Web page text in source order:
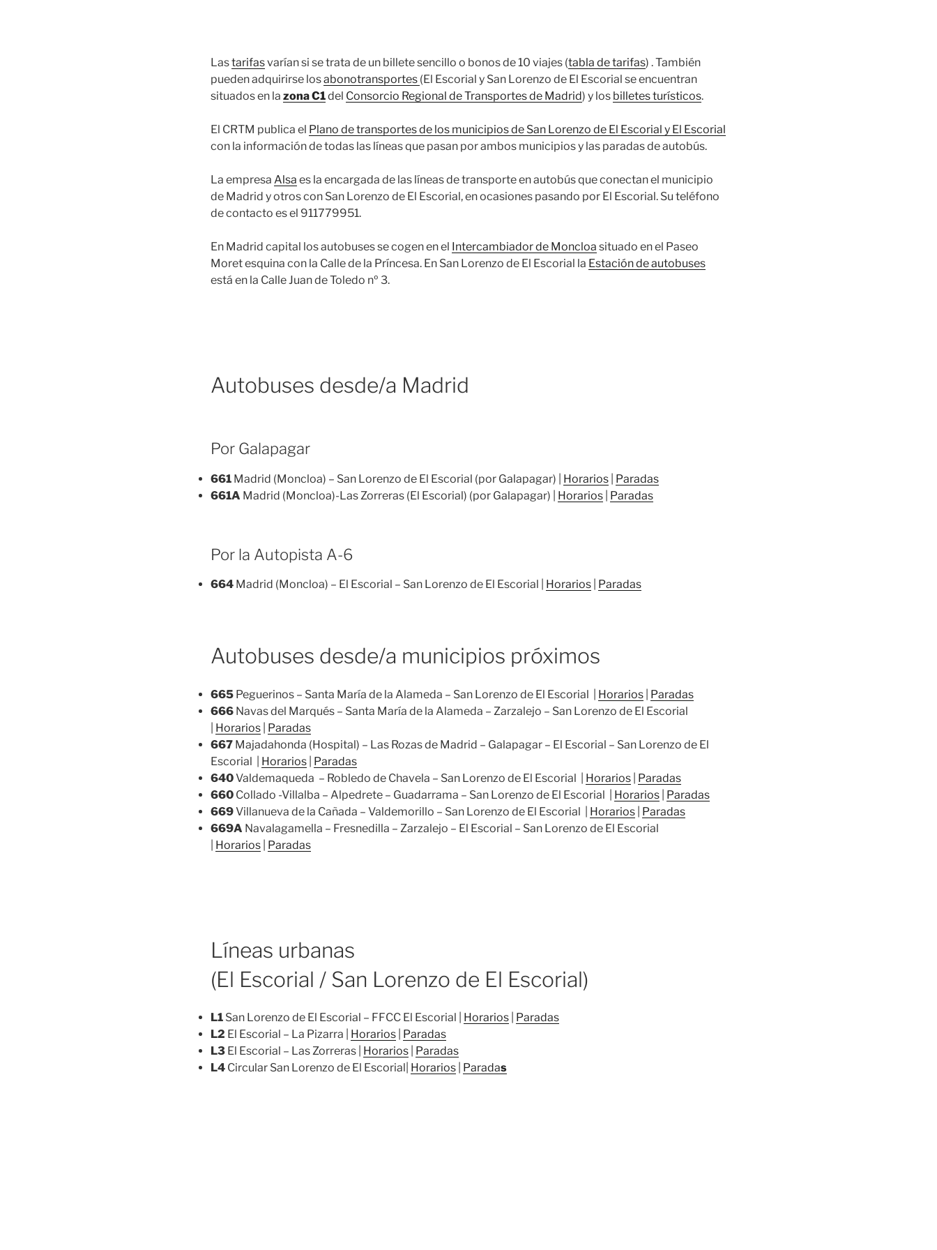
Lastarifasvarían si se trata de un billete sencillo o bonos de 10 viajes (tabla de tarifas) . También
pueden adquirirse losabonotransportes (El Escorial y San Lorenzo de El Escorial se encuentran
situados en la zona C1del Consorcio Regional de Transportes de Madrid) y los billetes turísticos.
El CRTM publica el Plano de transportes de los municipios de San Lorenzo de El Escorial y El Escorial
con la información de todas las líneas que pasan por ambos municipios y las paradas de autobús.
La empresa Alsa es la encargada de las líneas de transporte en autobús que conectan el municipio
de Madrid y otros con San Lorenzo de El Escorial, en ocasiones pasando por El Escorial. Su teléfono
de contacto es el 911779951.
En Madrid capital los autobuses se cogen en el Intercambiador de Moncloa situado en el Paseo
Moret esquina con la Calle de la Príncesa. En San Lorenzo de El Escorial la Estación de autobuses
está en la Calle Juan de Toledo nº 3.
Autobuses desde/a Madrid
Por Galapagar
661 Madrid (Moncloa) – San Lorenzo de El Escorial (por Galapagar) | Horarios Paradas
661A Madrid (Moncloa)-Las Zorreras (El Escorial) (por Galapagar) | Horarios Paradas
Por la Autopista A-6
664 Madrid (Moncloa) – El Escorial – San Lorenzo de El Escorial | Horarios Paradas
Autobuses desde/a municipios próximos
665 Peguerinos – Santa María de la Alameda – San Lorenzo de El Escorial | Horarios Paradas
666 Navas del Marqués – Santa María de la Alameda – Zarzalejo – San Lorenzo de El Escorial
Horarios Paradas
667 Majadahonda (Hospital) – Las Rozas de Madrid – Galapagar – El Escorial – San Lorenzo de El
Escorial | Horarios Paradas
640Valdemaqueda – Robledo de Chavela – San Lorenzo de El Escorial | Horarios Paradas
660 Collado -Villalba – Alpedrete – Guadarrama – San Lorenzo de El Escorial | Horarios Paradas
669Villanueva de la Cañada – Valdemorillo – San Lorenzo de El Escorial | Horarios Paradas
669A Navalagamella – Fresnedilla – Zarzalejo – El Escorial – San Lorenzo de El Escorial
Horarios Paradas
Líneas urbanas
(El Escorial / San Lorenzo de El Escorial)
L1 San Lorenzo de El Escorial – FFCC El Escorial | Horarios Paradas
L2 El Escorial – La Pizarra | Horarios Paradas
L3 El Escorial – Las Zorreras | Horarios Paradas
L4 Circular San Lorenzo de El Escorial| Horarios Paradas